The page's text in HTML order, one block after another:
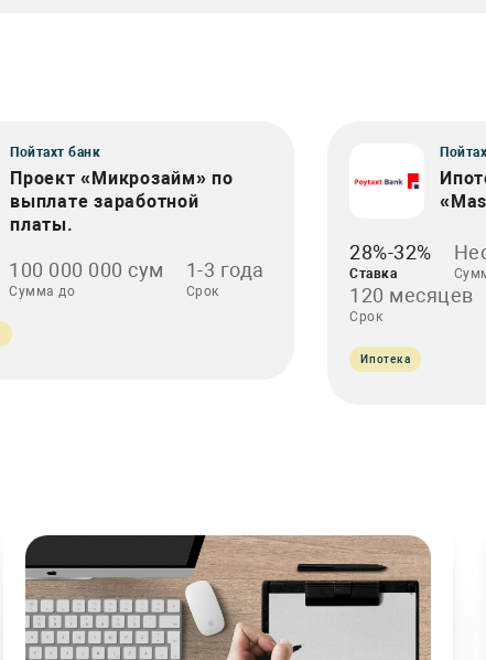
Пойтахт банк
Проект «Микрозайм» по
выплате заработной
платы.
100 000 000 сум
Сумма до
1-3 года
Срок
28%-32%
Ставка
120 месяцев
Срок
Ипотека